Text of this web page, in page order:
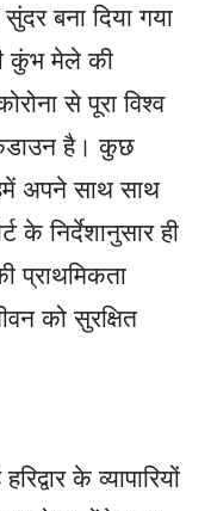
बना दिया गया
कुंभ मेले की
से पूरा विश्व
है। कुछ
अपने साथ साथ
के निर्देशानुसार ही
प्राथमिकता
को सुरक्षित
के व्यापारियों